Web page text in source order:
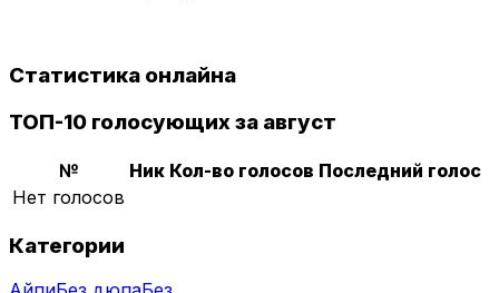
Статистика онлайна
ТОП-10 голосующих за август
№ Ник Кол-во голосов Последний голос
Нет голосов
Категории